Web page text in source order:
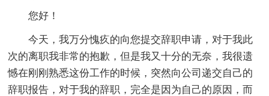
您好！
今天，我万分愧疚的向您提交辞职申请，对于我此
次的离职我非常的抱歉，但是我又十分的无奈，我很遗
憾在刚刚熟悉这份工作的时候，突然向公司递交自己的
辞职报告，对于我的辞职，完全是因为自己的原因，而